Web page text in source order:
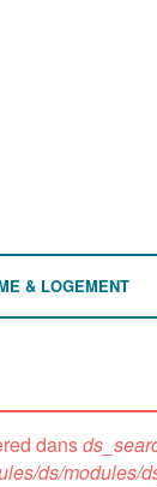
& LOGEMENT
dans
ds/modules/